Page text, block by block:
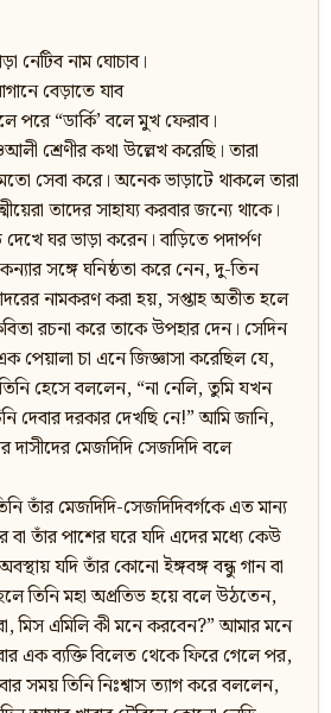
নেটিব নাম ঘোচাব।
বেড়াতে যাব
“ডার্কি’ বলে মুখ ফেরাব।
শ্রেণীর কথা উল্লেখ করেছি। তারা
সেবা করে। অনেক ভাড়াটে থাকলে তারা
তাদের সাহায্য করবার জন্যে থাকে।
ঘর ভাড়া করেন। বাড়িতে পদার্পণ
সঙ্গে ঘনিষ্ঠতা করে নেন, দু-তিন
নামকরণ করা হয়, সপ্তাহ অতীত হলে
রচনা করে তাকে উপহার দেন। সেদিন
পেয়ালা চা এনে জিজ্ঞাসা করেছিল যে,
তিনি হেসে বললেন, “না নেলি, তুমি যখন
দেবার দরকার দেখছি নে!” আমি জানি,
দাসীদের মেজদিদি সেজদিদি বলে
তাঁর মেজদিদি-সেজদিদিবর্গকে এত মান্য
তাঁর পাশের ঘরে যদি এদের মধ্যে কেউ
যদি তাঁর কোনো ইঙ্গবঙ্গ বন্ধু গান বা
তিনি মহা অপ্রতিভ হয়ে বলে উঠতেন,
এমিলি কী মনে করবেন?” আমার মনে
এক ব্যক্তি বিলেত থেকে ফিরে গেলে পর,
সময় তিনি নিঃশ্বাস ত্যাগ করে বললেন,